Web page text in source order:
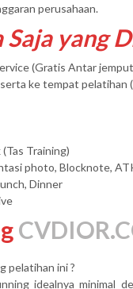
perusahaan.
yang
(Gratis Antar
ke tempat pelatihan
(Tas Training)
photo, Blocknote,
Dinner
pelatihan ini ?
idealnya minimal